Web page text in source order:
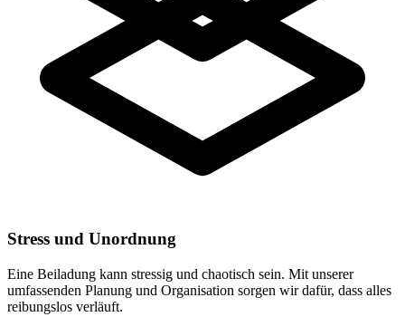
Stress und Unordnung
Eine Beiladung kann stressig und chaotisch sein. Mit unserer
umfassenden Planung und Organisation sorgen wir dafür, dass alles
reibungslos verläuft.